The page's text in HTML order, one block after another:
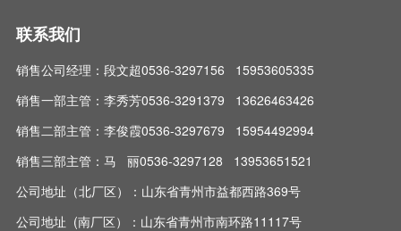
联系我们
销售公司经理：段文超0536-3297156 15953605335
销售一部主管：李秀芳0536-3291379 13626463426
销售二部主管：李俊霞0536-3297679 15954492994
销售三部主管：马 丽0536-3297128 13953651521
公司地址（北厂区）：山东省青州市益都西路369号
公司地址 (南厂区）：山东省青州市南环路11117号